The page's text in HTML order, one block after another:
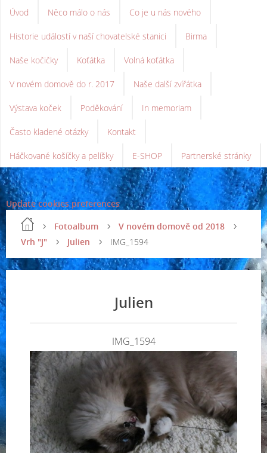
Úvod Něco málo o nás Co je u nás nového
Historie událostí v naší chovatelské stanici Birma
Naše kočičky Koťátka Volná koťátka
V novém domově do r. 2017 Naše další zvířátka
Výstava koček Poděkování In memoriam
Často kladené otázky Kontakt
Háčkované košíčky a pelíšky E-SHOP Partnerské stránky
Update cookies preferences
Fotoalbum
V novém domově od 2018
Vrh "J"
Julien IMG_1594
Julien
IMG_1594